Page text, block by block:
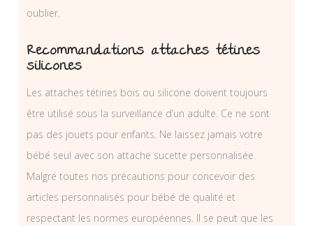
oublier.
Recommandations attaches tétines
silicones
Les attaches tétines bois ou silicone doivent toujours
être utilisé sous la surveillance d’un adulte. Ce ne sont
pas des jouets pour enfants. Ne laissez jamais votre
bébé seul avec son attache sucette personnalisée.
Malgré toutes nos précautions pour concevoir des
articles personnalisés pour bébé de qualité et
respectant les normes européennes. Il se peut que les